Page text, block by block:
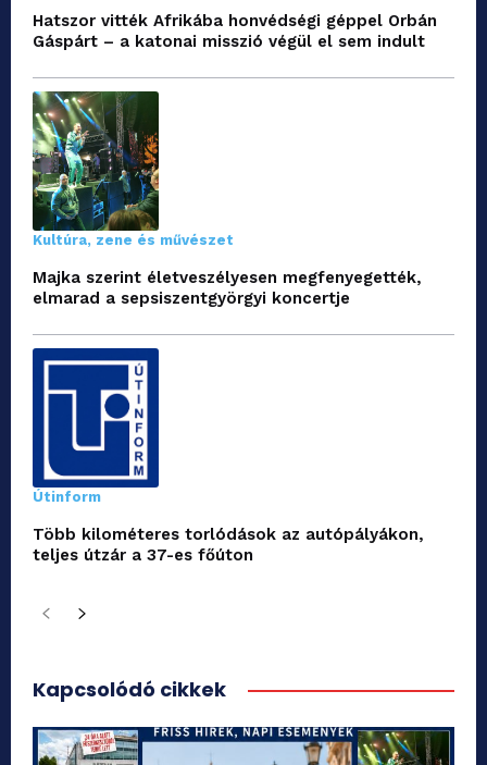
Hatszor vitték Afrikába honvédségi géppel Orbán
Gáspárt – a katonai misszió végül el sem indult
Kultúra, zene és művészet
Majka szerint életveszélyesen megfenyegették,
elmarad a sepsiszentgyörgyi koncertje
Útinform
Több kilométeres torlódások az autópályákon,
teljes útzár a 37-es főúton
Kapcsolódó cikkek